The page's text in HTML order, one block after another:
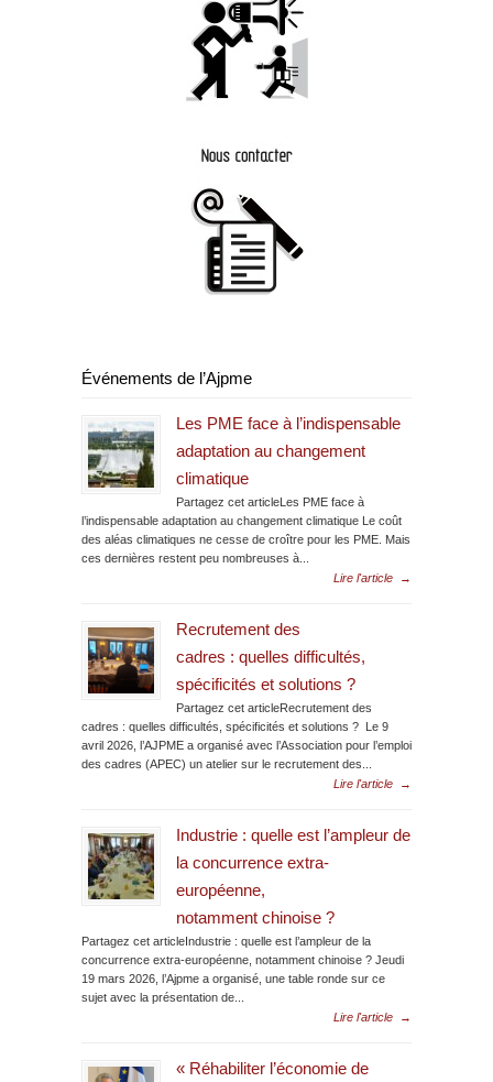
Événements de l’Ajpme
Les PME face à l’indispensable
adaptation au changement
climatique
Partagez cet articleLes PME face à
l’indispensable adaptation au changement climatique Le coût
des aléas climatiques ne cesse de croître pour les PME. Mais
ces dernières restent peu nombreuses à...
Lire l'article
→
Recrutement des
cadres : quelles difficultés,
spécificités et solutions ?
Partagez cet articleRecrutement des
cadres : quelles difficultés, spécificités et solutions ? Le 9
avril 2026, l’AJPME a organisé avec l’Association pour l’emploi
des cadres (APEC) un atelier sur le recrutement des...
Lire l'article
→
Industrie : quelle est l’ampleur de
la concurrence extra-
européenne,
notamment chinoise ?
Partagez cet articleIndustrie : quelle est l’ampleur de la
concurrence extra-européenne, notamment chinoise ? Jeudi
19 mars 2026, l’Ajpme a organisé, une table ronde sur ce
sujet avec la présentation de...
Lire l'article
→
« Réhabiliter l’économie de